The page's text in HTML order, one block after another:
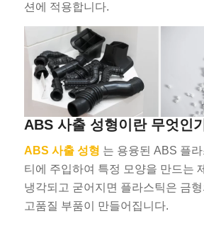
션에 적용합니다.
ABS 사출 성형이란 무엇인
ABS 사출 성형 는 용융된 ABS 플라
티에 주입하여 특정 모양을 만드는
냉각되고 굳어지면 플라스틱은 금
고품질 부품이 만들어집니다.